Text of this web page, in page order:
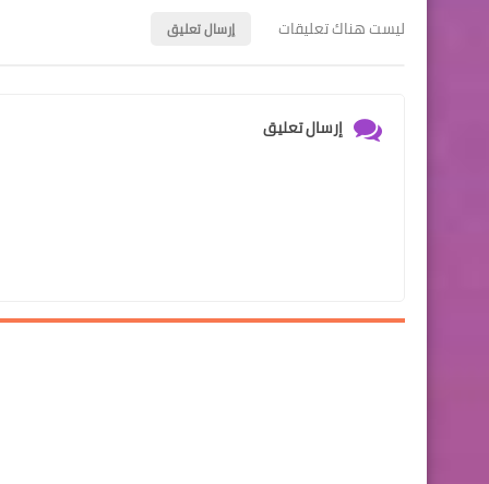
ليست هناك تعليقات إرسال تعليق
إرسال تعليق